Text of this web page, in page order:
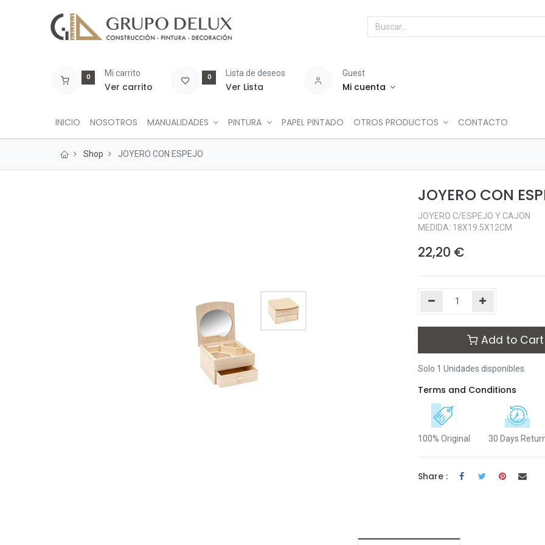
0 Mi carrito
Ver carrito
0 Lista de deseos
Ver Lista
Guest
Mi cuenta
INICIO NOSOTROS MANUALIDADES PINTURA PAPEL PINTADO OTROS PRODUCTOS CONTACTO
Shop JOYERO CON ESPEJO
JOYERO CON
JOYERO C/ESPEJO Y CAJON
MEDIDA: 18X19.5X12CM
22,20 €
Add to Cart
Solo 1 Unidades disponibles.
Terms and Conditions
100% Original 30 Days
Share :